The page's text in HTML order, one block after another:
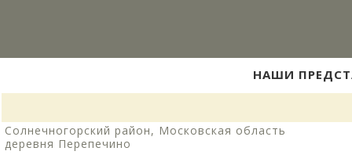
НАШИ
Солнечногорский район, Московская область
деревня Перепечино